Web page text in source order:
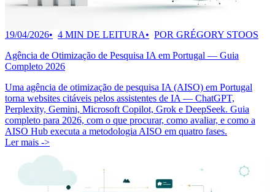
19/04/2026 4 MIN DE LEITURA
POR GRÉGORY STOOS
Agência de Otimização de Pesquisa IA em Portugal — Guia
Completo 2026
Uma agência de otimização de pesquisa IA (AISO) em Portugal
torna websites citáveis pelos assistentes de IA — ChatGPT,
Perplexity, Gemini, Microsoft Copilot, Grok e DeepSeek. Guia
completo para 2026, com o que procurar, como avaliar, e como a
AISO Hub executa a metodologia AISO em quatro fases.
Ler mais ->